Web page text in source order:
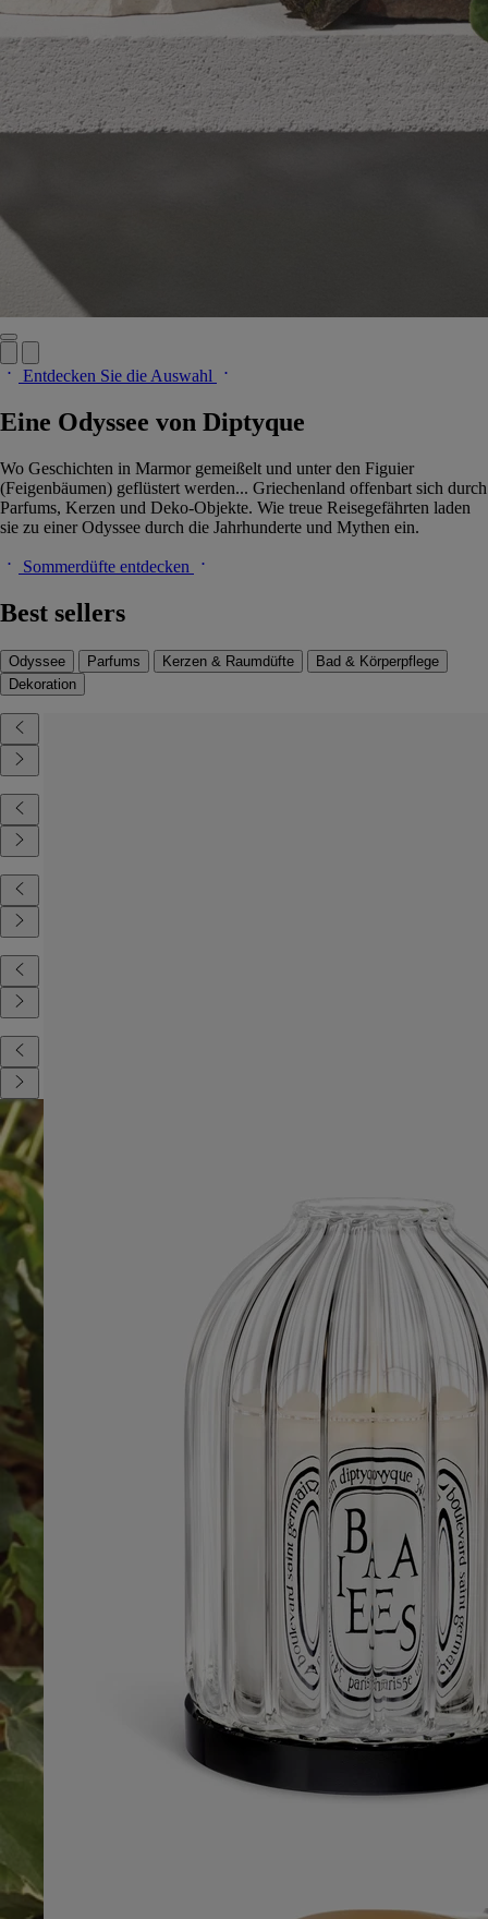
Entdecken Sie die Auswahl
Eine Odyssee von Diptyque
Wo Geschichten in Marmor gemeißelt und unter den Figuier
(Feigenbäumen) geflüstert werden... Griechenland offenbart sich durch
Parfums, Kerzen und Deko-Objekte. Wie treue Reisegefährten laden
sie zu einer Odyssee durch die Jahrhunderte und Mythen ein.
Sommerdüfte entdecken
Best sellers
Odyssee Parfums Kerzen & Raumdüfte
Bad & Körperpflege
Dekoration